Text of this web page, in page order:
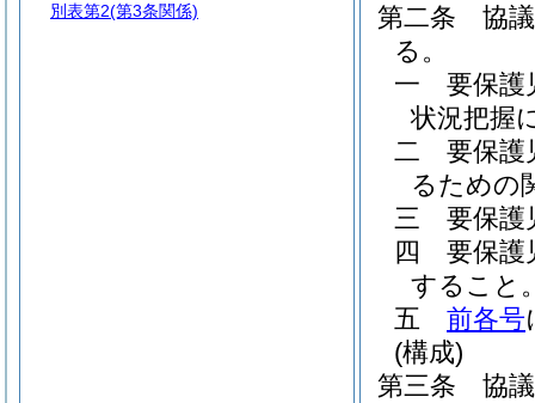
第二条
協
る。
一
要保護
状況把握
二
要保護
るための
三
要保護
四
要保護
すること
五
前各号
(構成)
第三条
協
別表第2(第3条関係)